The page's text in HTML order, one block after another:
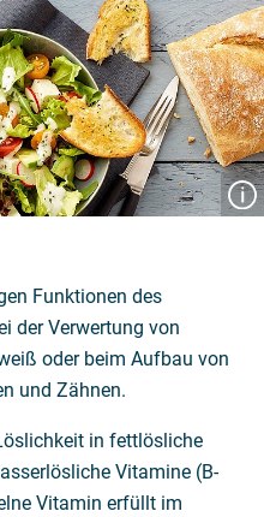
Funktionen des
der Verwertung von
oder beim Aufbau von
und Zähnen.
in fettlösliche
Vitamine (B-
Vitamin erfüllt im